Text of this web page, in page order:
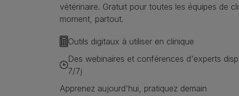
vétérinaire. Gratuit pour toutes les équipes de
moment, partout.
Outils digitaux à utiliser en clinique
Des webinaires et conférences d'experts
7/7j
Apprenez aujourd'hui, pratiquez demain